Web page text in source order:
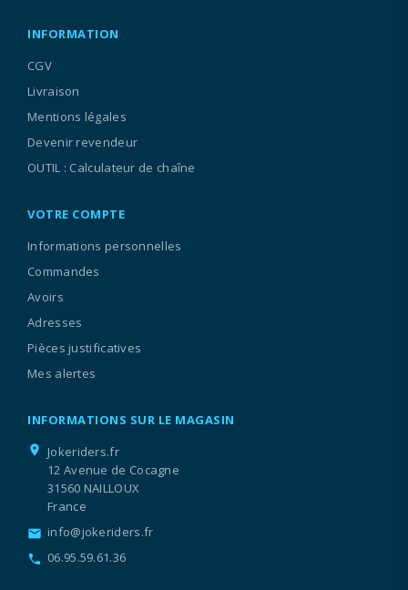
INFORMATION
CGV
Livraison
Mentions légales
Devenir revendeur
OUTIL : Calculateur de chaîne
VOTRE COMPTE
Informations personnelles
Commandes
Avoirs
Adresses
Pièces justificatives
Mes alertes
INFORMATIONS SUR LE MAGASIN
location_on
Jokeriders.fr
12 Avenue de Cocagne
31560 NAILLOUX
France
email info@jokeriders.fr
call 06.95.59.61.36